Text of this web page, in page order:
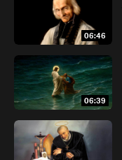
06:46
06:39